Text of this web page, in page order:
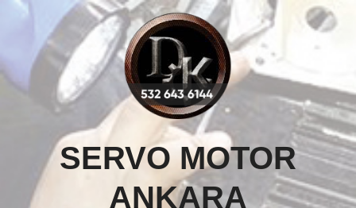
Skip
content
SERVO MOTOR
ANKARA